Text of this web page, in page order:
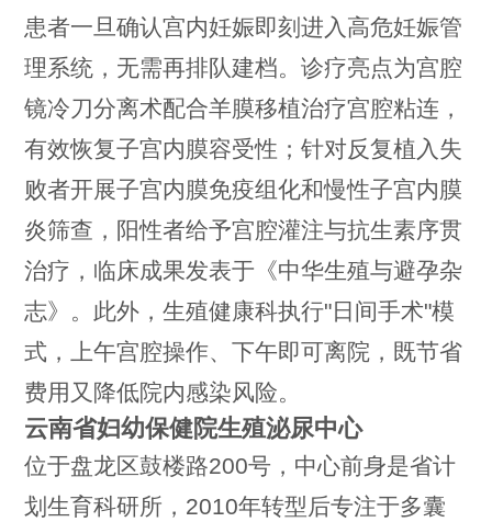
患者一旦确认宫内妊娠即刻进入高危妊娠管
理系统，无需再排队建档。诊疗亮点为宫腔
镜冷刀分离术配合羊膜移植治疗宫腔粘连，
有效恢复子宫内膜容受性；针对反复植入失
败者开展子宫内膜免疫组化和慢性子宫内膜
炎筛查，阳性者给予宫腔灌注与抗生素序贯
治疗，临床成果发表于《中华生殖与避孕杂
志》。此外，生殖健康科执行"日间手术"模
式，上午宫腔操作、下午即可离院，既节省
费用又降低院内感染风险。
云南省妇幼保健院生殖泌尿中心
位于盘龙区鼓楼路200号，中心前身是省计
划生育科研所，2010年转型后专注于多囊